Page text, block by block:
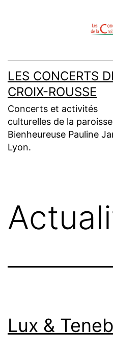
LES CONCERTS
CROIX-ROUSSE
Concerts et activités
culturelles de la paroisse
Bienheureuse Pauline
Lyon.
Lux &